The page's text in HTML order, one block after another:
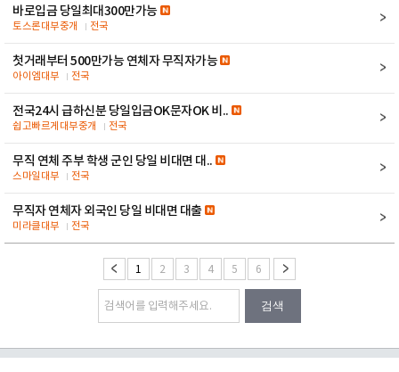
바로입금 당일최대300만가능
토스론대부중개 전국
첫거래부터 500만가능 연체자 무직자가능
아이엠대부 전국
전국24시 급하신분 당일입금OK문자OK 비..
쉽고빠르게대부중개 전국
무직 연체 주부 학생 군인 당일 비대면 대..
스마일대부 전국
무직자 연체자 외국인 당일 비대면 대출
미라클대부 전국
1 2 3 4 5 6
검색